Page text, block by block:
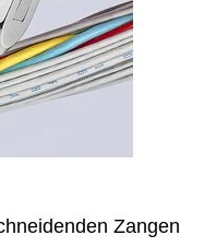
Zangen